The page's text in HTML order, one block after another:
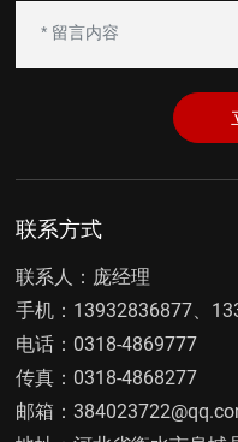
联系方式
联系人：庞经理
手机： 13932836877
电话： 0318-4869777
传真： 0318-4868277
邮箱：